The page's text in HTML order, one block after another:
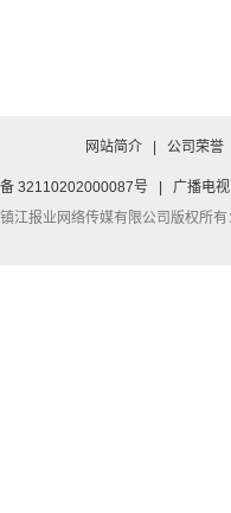
网站简介 公司荣誉
32110202000087号
广播电
镇江报业网络传媒有限公司版权所